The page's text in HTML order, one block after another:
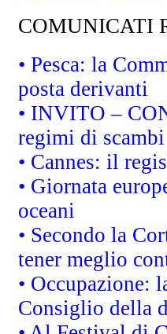
COMUNICATI
• Pesca: la
posta derivanti
• INVITO –
regimi di
• Cannes: il
• Giornata
oceani
• Secondo la
tener meglio
• Occupazione:
Consiglio della